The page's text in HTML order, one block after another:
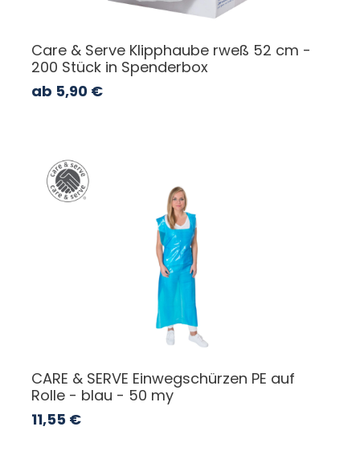
Care & Serve Klipphaube rweß 52 cm -
200 Stück in Spenderbox
ab 5,90 €
CARE & SERVE Einwegschürzen PE auf
Rolle - blau - 50 my
11,55 €